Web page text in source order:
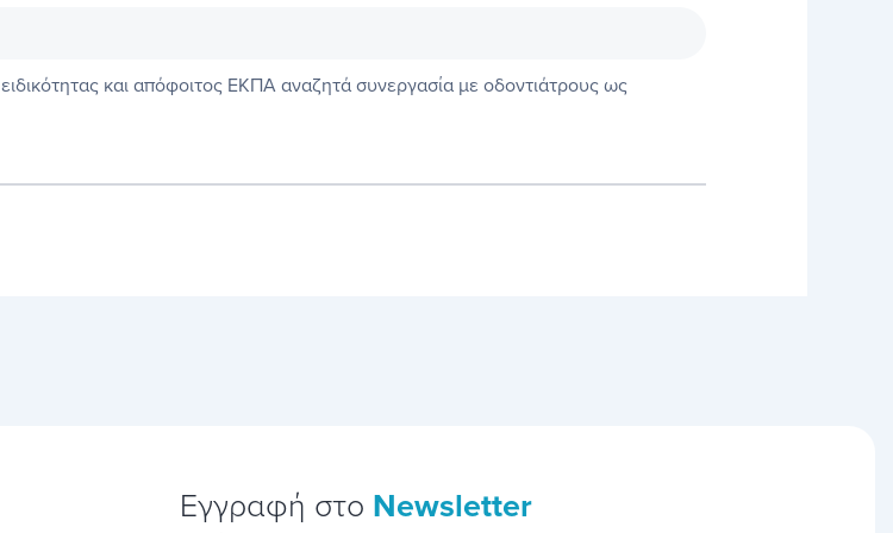
και απόφοιτος ΕΚΠΑ αναζητά συνεργασία με οδοντιάτρους ως
Εγγραφή στο Newsletter